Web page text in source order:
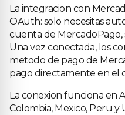
La integracion con
OAuth: solo necesitas
cuenta de MercadoPago,
Una vez conectada, los
metodo de pago de
pago directamente en el
La conexion funciona en
Colombia, Mexico, Peru y